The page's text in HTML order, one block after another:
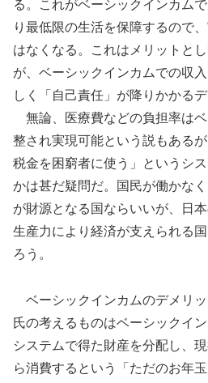
る。これがベーシックインカム
り最低限の生活を保障するので
はなくなる。これはメリットと
が、ベーシックインカムでの収
しく「自己責任」が降りかかるデ
無論、医療費などの負担率は
整され実現可能という説もある
税金を困窮者に使う」というシ
かは甚だ疑問だ。国民が働かな
が財源となる国ならいいが、日
生産力により経済が支えられる
ろう。
ベーシックインカムのデメリ
氏の考えるものはベーシックイ
システムで得た財産を分配し、
ら消費するという「ただのお年